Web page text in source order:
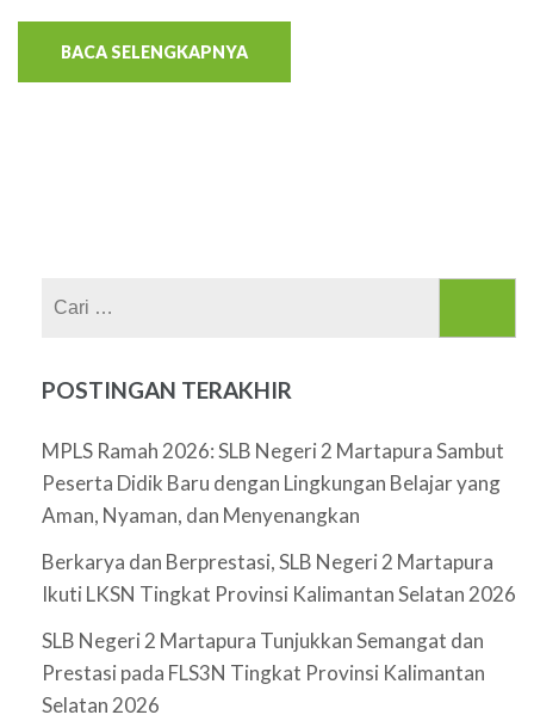
BACA SELENGKAPNYA
POSTINGAN TERAKHIR
MPLS Ramah 2026: SLB Negeri 2 Martapura Sambut
Peserta Didik Baru dengan Lingkungan Belajar yang
Aman, Nyaman, dan Menyenangkan
Berkarya dan Berprestasi, SLB Negeri 2 Martapura
Ikuti LKSN Tingkat Provinsi Kalimantan Selatan 2026
SLB Negeri 2 Martapura Tunjukkan Semangat dan
Prestasi pada FLS3N Tingkat Provinsi Kalimantan
Selatan 2026